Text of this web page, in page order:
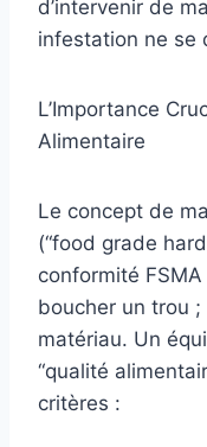
d’intervenir de
infestation ne se
L’Importance
Alimentaire
Le concept de
(“food grade
conformité
boucher un trou
matériau. Un
“qualité
critères :